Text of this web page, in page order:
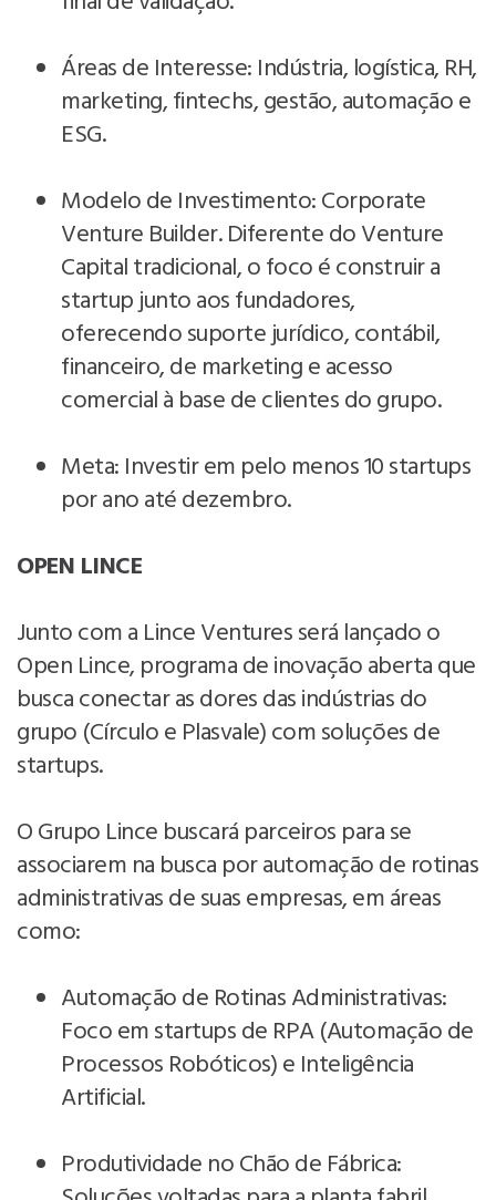
Áreas de Interesse: Indústria, logística, RH,
marketing, fintechs, gestão, automação e
ESG.
Modelo de Investimento: Corporate
Venture Builder. Diferente do Venture
Capital tradicional, o foco é construir a
startup junto aos fundadores,
oferecendo suporte jurídico, contábil,
financeiro, de marketing e acesso
comercial à base de clientes do grupo.
Meta: Investir em pelo menos 10 startups
por ano até dezembro.
OPEN LINCE
Junto com a Lince Ventures será lançado o
Open Lince, programa de inovação aberta que
busca conectar as dores das indústrias do
grupo (Círculo e Plasvale) com soluções de
startups.
O Grupo Lince buscará parceiros para se
associarem na busca por automação de rotinas
administrativas de suas empresas, em áreas
como:
Automação de Rotinas Administrativas:
Foco em startups de RPA (Automação de
Processos Robóticos) e Inteligência
Artificial.
Produtividade no Chão de Fábrica: